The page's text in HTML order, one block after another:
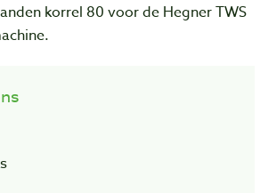
korrel 80 voor de Hegner TWS